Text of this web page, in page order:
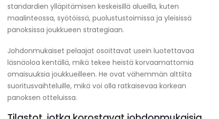
standardien ylläpitämisen keskeisillä alueilla, kuten
maalinteossa, syötöissä, puolustustoimissa ja yleisissä
panoksissa joukkueen strategiaan.
Johdonmukaiset pelaajat osoittavat usein luotettavaa
läsnäoloa kentällä, mikä tekee heistä korvaamattomia
omaisuuksia joukkueilleen. He ovat vähemmän alttiita
suoritusvaihteluille, mikä voi olla ratkaisevaa korkean
panoksen otteluissa.